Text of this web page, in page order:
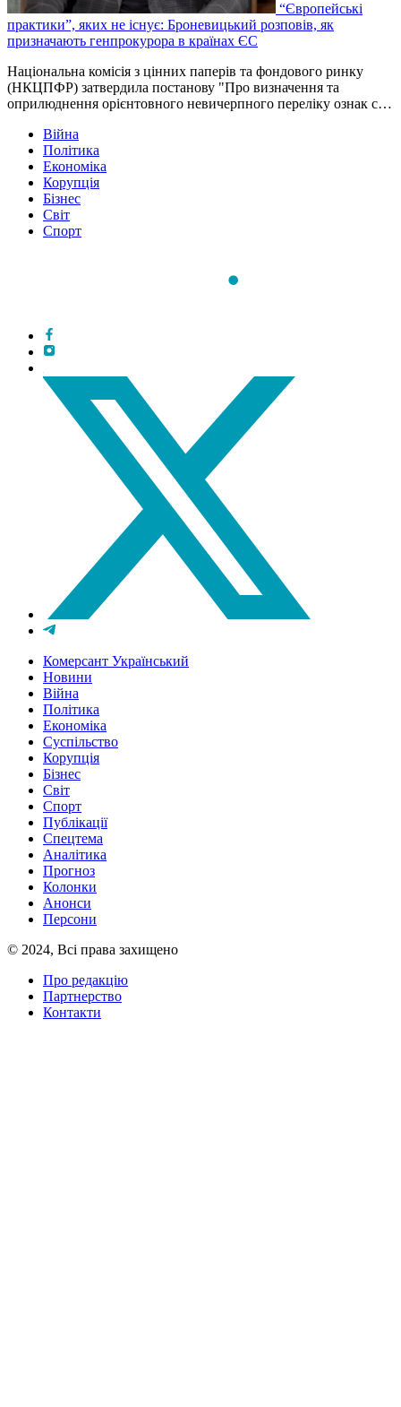
“Європейські
практики”, яких не існує: Броневицький розповів, як
призначають генпрокурора в країнах ЄС
Національна комісія з цінних паперів та фондового ринку
(НКЦПФР) затвердила постанову "Про визначення та
оприлюднення орієнтовного невичерпного переліку ознак с…
Війна
Політика
Економіка
Корупція
Бізнес
Світ
Спорт
Комерсант Український
Новини
Війна
Політика
Економіка
Суспільство
Корупція
Бізнес
Світ
Спорт
Публікації
Спецтема
Аналітика
Прогноз
Колонки
Анонси
Персони
© 2024, Всі права захищено
Про редакцію
Партнерство
Контакти